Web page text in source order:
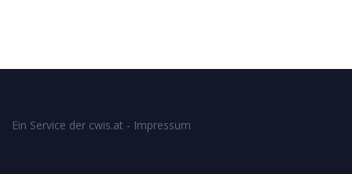
Ein Service der cwis.at - Impressum